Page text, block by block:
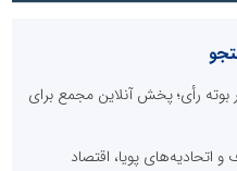
سال ۱۴۰۴ کالبر در بوته رأی؛ پخش آنلاین مجمع برای
و اتحادیه‌های پویا، اقتصاد